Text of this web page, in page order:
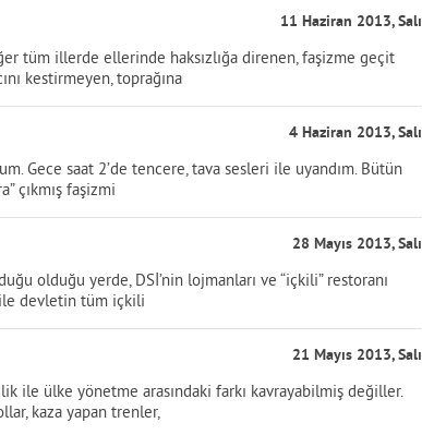
11 Haziran 2013, Salı
tüm illerde ellerinde haksızlığa direnen, faşizme geçit
kestirmeyen, toprağına
4 Haziran 2013, Salı
Gece saat 2’de tencere, tava sesleri ile uyandım. Bütün
çıkmış faşizmi
28 Mayıs 2013, Salı
olduğu yerde, DSİ’nin lojmanları ve “içkili” restoranı
devletin tüm içkili
21 Mayıs 2013, Salı
ile ülke yönetme arasındaki farkı kavrayabilmiş değiller.
kaza yapan trenler,